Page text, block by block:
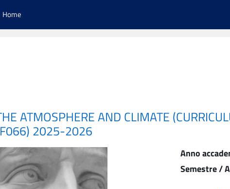
Home
ATMOSPHERE AND CLIMATE
F066) 2025-2026
Anno
Semestre /